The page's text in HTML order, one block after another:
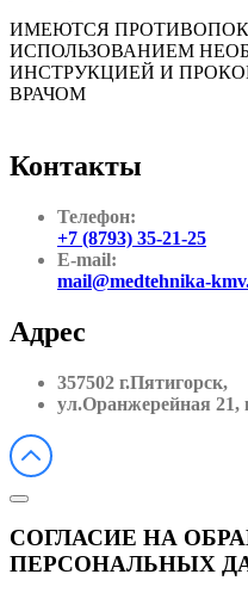
ИМЕЮТСЯ
ИСПОЛЬЗОВАНИЕМ
ИНСТРУКЦИЕЙ И
ВРАЧОМ
Контакты
Телефон:
+7 (8793) 35-21-25
E-mail:
mail@medtehnika-
Адрес
357502 г.Пятигорск,
ул.Оранжерейная 21,
СОГЛАСИЕ НА
ПЕРСОНАЛЬНЫХ